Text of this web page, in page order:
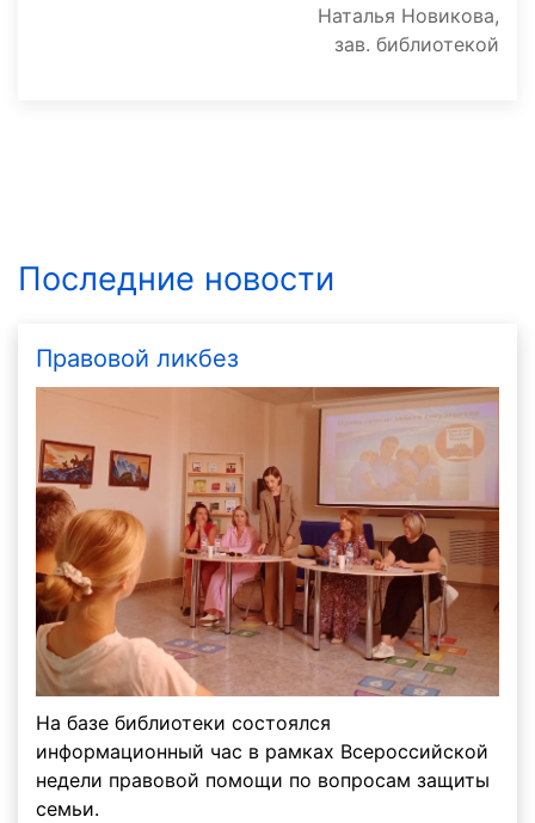
Наталья Новикова,
зав. библиотекой
Последние новости
Правовой ликбез
На базе библиотеки состоялся
информационный час в рамках Всероссийской
недели правовой помощи по вопросам защиты
семьи.